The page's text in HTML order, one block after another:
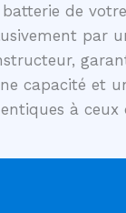
de votre
par
capacité et
à ceux